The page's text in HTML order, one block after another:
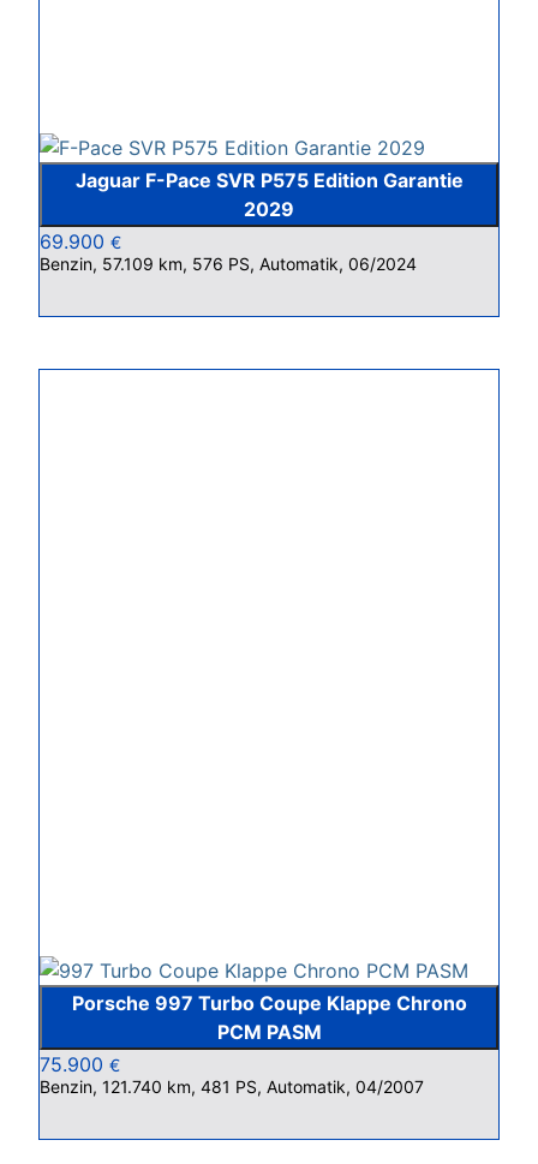
Jaguar F-Pace SVR P575 Edition Garantie
2029
69.900 €
Benzin, 57.109 km, 576 PS, Automatik, 06/2024
Porsche 997 Turbo Coupe Klappe Chrono
PCM PASM
75.900 €
Benzin, 121.740 km, 481 PS, Automatik, 04/2007